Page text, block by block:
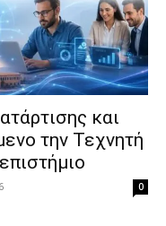
και
την Τεχνητή
0